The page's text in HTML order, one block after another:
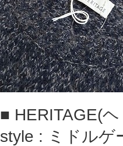
■ HERITAGE(
style : ミドルゲ